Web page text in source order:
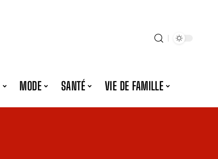
MODE SANTÉ VIE DE FAMILLE